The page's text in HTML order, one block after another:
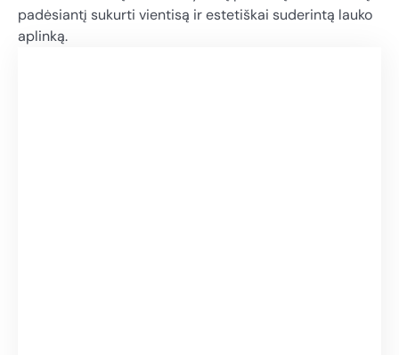
padėsiantį sukurti vientisą ir estetiškai suderintą lauko
aplinką.